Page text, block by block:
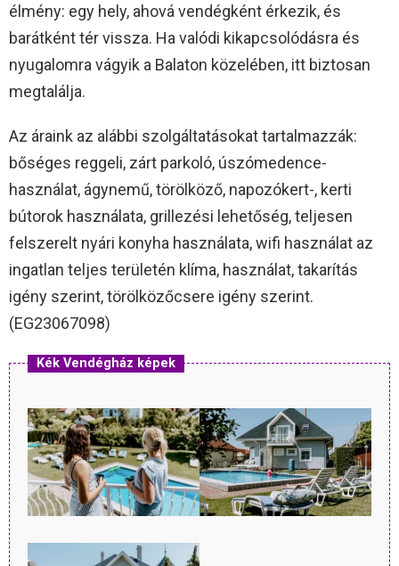
élmény: egy hely, ahová vendégként érkezik, és
barátként tér vissza. Ha valódi kikapcsolódásra és
nyugalomra vágyik a Balaton közelében, itt biztosan
megtalálja.
Az áraink az alábbi szolgáltatásokat tartalmazzák:
bőséges reggeli, zárt parkoló, úszómedence-
használat, ágynemű, törölköző, napozókert-, kerti
bútorok használata, grillezési lehetőség, teljesen
felszerelt nyári konyha használata, wifi használat az
ingatlan teljes területén klíma, használat, takarítás
igény szerint, törölközőcsere igény szerint.
(EG23067098)
Kék Vendégház képek